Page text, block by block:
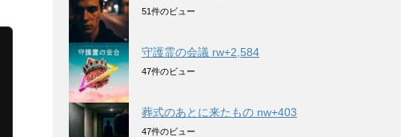
51件のビュー
守護霊の会議 rw+2,584
47件のビュー
葬式のあとに来たもの nw+403
47件のビュー